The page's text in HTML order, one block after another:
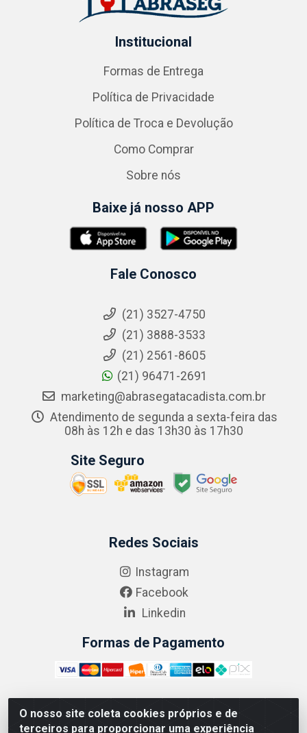
O nosso site coleta cookies próprios e de
terceiros para proporcionar uma experiência
Institucional
Formas de Entrega
Política de Privacidade
Política de Troca e Devolução
Como Comprar
Sobre nós
Baixe já nosso APP
Fale Conosco
(21) 3527-4750
(21) 3888-3533
(21) 2561-8605
(21) 96471-2691
marketing@abrasegatacadista.com.br
Atendimento de segunda a sexta-feira das
08h às 12h e das 13h30 às 17h30
Site Seguro
Redes Sociais
Instagram
Facebook
Linkedin
Formas de Pagamento
ABRASEG COMÉRCIO ATACADISTA LTDA - CNPJ: